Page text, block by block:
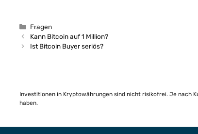
Kategorien
Fragen
Kann Bitcoin auf 1 Million?
Ist Bitcoin Buyer seriös?
Investitionen in Kryptowährungen sind nicht risikofrei. Je nach
haben.